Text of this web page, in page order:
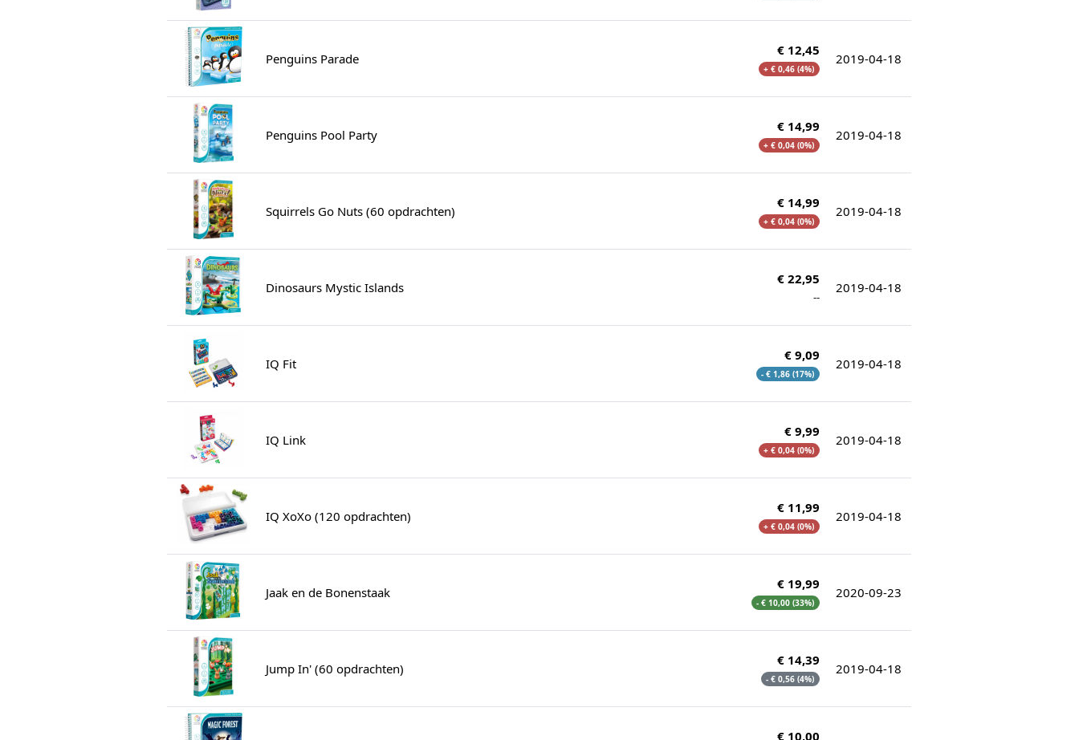
Penguins Parade
€ 12,45
+ € 0,46 (4%)
2019-04-18
Penguins Pool Party
€ 14,99
+ € 0,04 (0%)
2019-04-18
Squirrels Go Nuts (60 opdrachten)
€ 14,99
+ € 0,04 (0%)
2019-04-18
Dinosaurs Mystic Islands
€ 22,95
--
2019-04-18
IQ Fit
€ 9,09
- € 1,86 (17%)
2019-04-18
IQ Link
€ 9,99
+ € 0,04 (0%)
2019-04-18
IQ XoXo (120 opdrachten)
€ 11,99
+ € 0,04 (0%)
2019-04-18
Jaak en de Bonenstaak
€ 19,99
- € 10,00 (33%)
2020-09-23
Jump In' (60 opdrachten)
€ 14,39
- € 0,56 (4%)
2019-04-18
€ 10,00